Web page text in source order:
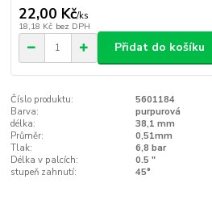
22,00 Kč/ks
18,18 Kč bez DPH
Přidat do košíku
Číslo produktu:
5601184
Barva:
purpurová
délka:
38,1 mm
Průměr:
0,51mm
Tlak:
6,8 bar
Délka v palcích:
0.5 "
stupeň zahnutí:
45°